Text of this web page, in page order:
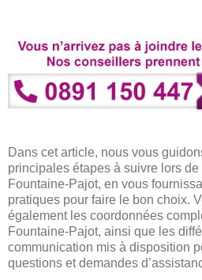
Dans cet article, nous vous
principales étapes à suivre lors de
Fountaine-Pajot, en vous
pratiques pour faire le bon choix.
également les coordonnées
Fountaine-Pajot, ainsi que les
communication mis à disposition
questions et demandes